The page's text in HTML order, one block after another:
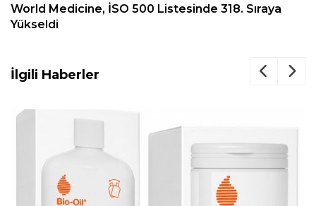
World Medicine, İSO 500 Listesinde 318. Sıraya
Yükseldi
İlgili Haberler